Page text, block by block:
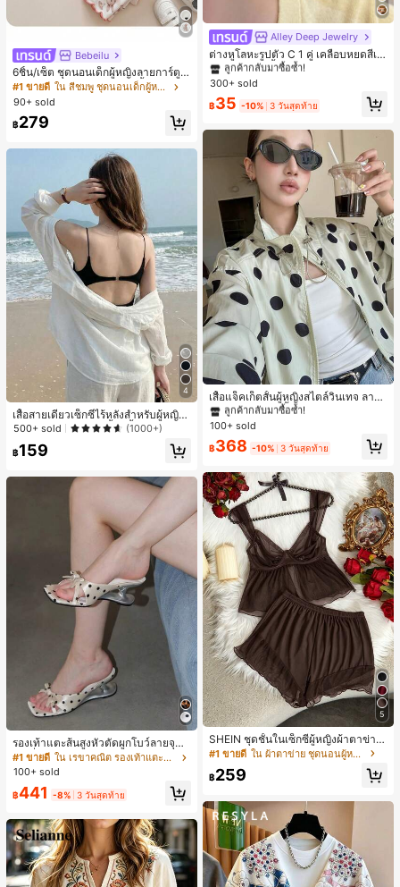
Bebeilu
6ชิ้น/เซ็ต ชุดนอนเด็กผู้หญิงลายการ์ตูน
หมีและดอกไม้ คอกลม แขนสั้น กางเกง
ขาสั้น ขอบระบาย สวมใส่สบาย
#1 ขายดี
ใน สีชมพู ชุดนอนเด็กผู้หญิง
90+ sold
฿279
4
เสื้อสายเดี่ยวเซ็กซี่ไร้หลังสำหรับผู้หญิง
พร้อมบราแบบมีฟองน้ำ, เสื้อกล้ามแขน
500+ sold (1000+)
฿159
รองเท้าแตะส้นสูงหัวตัดผูกโบว์ลายจุดส
ายเดี่ยวส้นไม่สมมาตรสำหรับผู้หญิง, รอ
งเท้าแตะส้นสูงหนังเทียมสีขาวหรูหรา
#1 ขายดี
ใน เรขาคณิต รองเท้าแตะส้นสูงผู้หญิง
100+ sold
฿441 -8% 3 วันสุดท้าย
Alley Deep Jewelry
ต่างหูโลหะรูปตัว C 1 คู่ เคลือบหยดสีเห
ลือง ลายจุดสีน้ำเงิน สไตล์ยุโรปและอเม
ริกัน แฟชั่นส่วนตัว หวานและสง่างาม
สำหรับผู้หญิงและเด็กหญิง สำหรับการเ
ดินทาง งานแต่งงาน ปาร์ตี้ วันเกิด ของ
#1 ขายดี ใน โบโฮ ต่างหูผู้หญิง
ลูกค้ากลับมาซื้อซ้ำ!
เกือบหมดแล้ว!
#1 ขายดี ใน โบโฮ ต่างหูผู้หญิง
ลูกค้ากลับมาซื้อซ้ำ!
เกือบหมดแล้ว!
#1 ขายดี ใน โบโฮ ต่างหูผู้หญิง
ลูกค้ากลับมาซื้อซ้ำ!
เกือบหมดแล้ว!
#1 ขายดี ใน โบโฮ ต่างหูผู้หญิง
เกือบหมดแล้ว!
300+ sold
฿35 -10% 3 วันสุดท้าย
เสื้อแจ็คเก็ตสั้นผู้หญิงสไตล์วินเทจ ลายจุ
ดขนาดใหญ่ คอตั้ง เอวเข้ารูป แขนพอง
ทรงหลวม แฟชั่นอเนกประสงค์ สำหรับใ
ส่ประจำวันและไปเที่ยวพักผ่อน
#1 ขายดี
ใน กระเป๋า เสื้อคลุมลำลอง
ลูกค้ากลับมาซื้อซ้ำ!
#1 ขายดี ใน กระเป๋า เสื้อคลุมลำลอง
ลูกค้ากลับมาซื้อซ้ำ!
#1 ขายดี ใน กระเป๋า เสื้อคลุมลำลอง
ลูกค้ากลับมาซื้อซ้ำ!
#1 ขายดี
ใน กระเป๋า เสื้อคลุมลำลอง
100+ sold
฿368 -10% 3 วันสุดท้าย
5
SHEIN ชุดชั้นในเซ็กซี่ผู้หญิงผ้าตาข่าย
มีโครงคัพบาง
#1 ขายดี ใน ผ้าตาข่าย ชุดนอนผู้หญิง
฿259